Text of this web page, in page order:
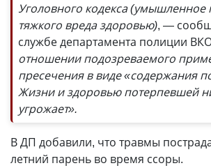
Уголовного кодекса
тяжкого вреда здоровью), —
службе департамента полиции
отношении подозреваемого
пресечения в виде «содержания
Жизни и здоровью потерпевшей
угрожает».
В ДП добавили, что травмы
летний парень во время ссоры.